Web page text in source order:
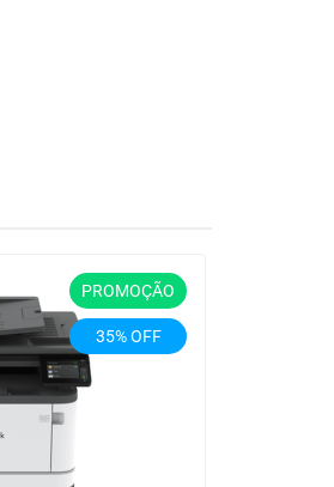
PROMOÇÃO
35% OFF